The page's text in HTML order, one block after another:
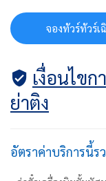
จองทัวร์ทัวร์เ
เงื่อนไข
ย่าติง
อัตราค่าบริการนี้ร